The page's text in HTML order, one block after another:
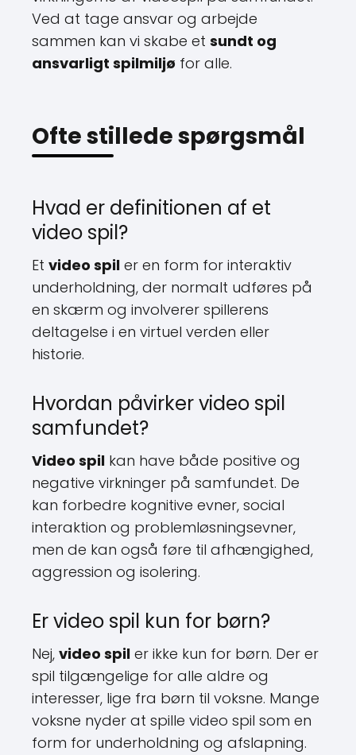
Ved at tage ansvar og arbejde
sammen kan vi skabe et sundt og
ansvarligt spilmiljø for alle.
Ofte stillede spørgsmål
Hvad er definitionen af et
video spil?
Et video spil er en form for interaktiv
underholdning, der normalt udføres på
en skærm og involverer spillerens
deltagelse i en virtuel verden eller
historie.
Hvordan påvirker video spil
samfundet?
Video spil kan have både positive og
negative virkninger på samfundet. De
kan forbedre kognitive evner, social
interaktion og problemløsningsevner,
men de kan også føre til afhængighed,
aggression og isolering.
Er video spil kun for børn?
Nej, video spil er ikke kun for børn. Der er
spil tilgængelige for alle aldre og
interesser, lige fra børn til voksne. Mange
voksne nyder at spille video spil som en
form for underholdning og afslapning.